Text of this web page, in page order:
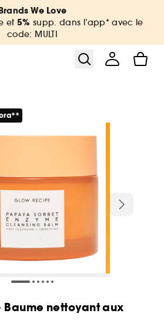
We Love
et 5% supp. dans l’app* avec le
code: MULTI
Baume nettoyant aux